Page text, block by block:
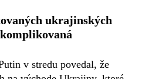
ukrajinských
v stredu povedal, že